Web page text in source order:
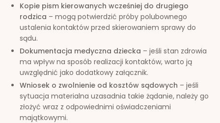
Kopie pism kierowanych wcześniej do drugiego
rodzica – mogą potwierdzić próby polubownego
ustalenia kontaktów przed skierowaniem sprawy do
sądu.
Dokumentacja medyczna dziecka – jeśli stan zdrowia
ma wpływ na sposób realizacji kontaktów, warto ją
uwzględnić jako dodatkowy załącznik.
Wniosek o zwolnienie od kosztów sądowych – jeśli
sytuacja materialna uzasadnia takie żądanie, należy go
złożyć wraz z odpowiednimi oświadczeniami
majątkowymi.